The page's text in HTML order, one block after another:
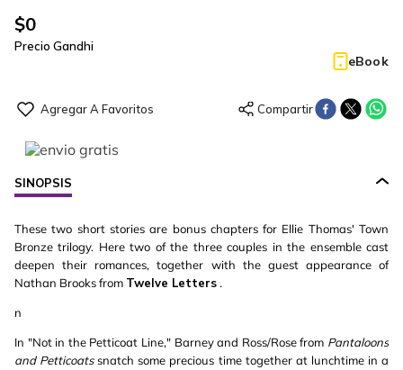
$0
Precio Gandhi
eBook
SINOPSIS
These two short stories are bonus chapters for Ellie Thomas' Town
Bronze trilogy. Here two of the three couples in the ensemble cast
deepen their romances, together with the guest appearance of
Nathan Brooks from Twelve Letters .
n
In "Not in the Petticoat Line," Barney and Ross/Rose from Pantaloons
and Petticoatssnatch some precious time together at lunchtime in a